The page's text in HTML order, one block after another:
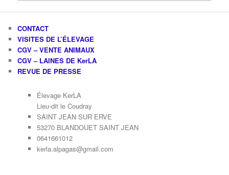
CONTACT
VISITES DE L’ÉLEVAGE
CGV – VENTE ANIMAUX
CGV – LAINES DE KerLA
REVUE DE PRESSE
Élevage KerLA
Lieu-dit le Coudray
SAINT JEAN SUR ERVE
53270 BLANDOUET SAINT JEAN
0641661012
kerla.alpagas@gmail.com